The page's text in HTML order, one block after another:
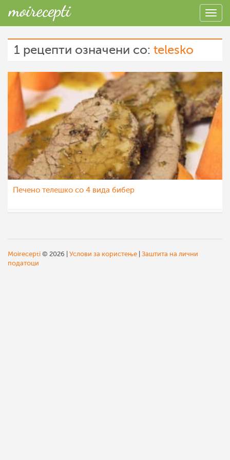
1 рецепти означени со: telesko
Печено телешко со 4 вида бибер
Moirecepti © 2026 | Услови за користење Заштита на лични
податоци